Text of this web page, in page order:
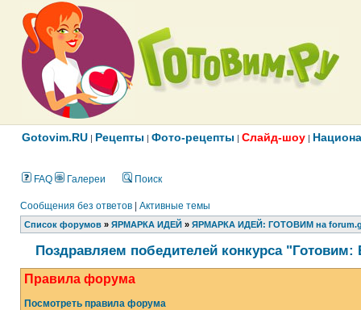
Gotovim.RU | Рецепты | Фото-рецепты | Слайд-шоу |
FAQ Галереи Поиск
Сообщения без ответов Активные темы
Список форумов » ЯРМАРКА ИДЕЙ » ЯРМАРКА ИДЕЙ: ГОТОВИМ на
Поздравляем победителей конкурса
Правила форума
Посмотреть правила форума